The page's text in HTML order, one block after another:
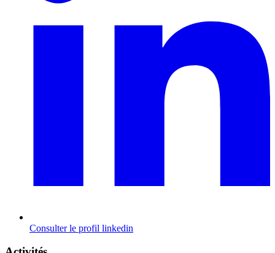
Consulter le profil linkedin